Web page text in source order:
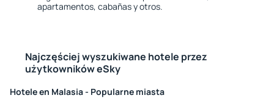
apartamentos, cabañas y otros.
Najczęściej wyszukiwane hotele przez
użytkowników eSky
Hotele en Malasia - Popularne miasta